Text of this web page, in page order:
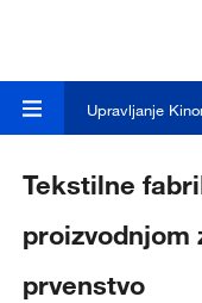
Upravljanje
Tekstilne
proizvodnjom
prvenstvo